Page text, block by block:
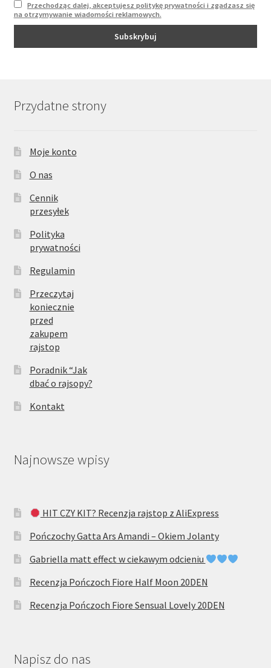
Przechodząc dalej, akceptujesz politykę prywatności i zgadzasz się
na otrzymywanie wiadomości reklamowych.
Przydatne strony
Moje konto
O nas
Cennik
przesyłek
Polityka
prywatności
Regulamin
Przeczytaj
koniecznie
przed
zakupem
rajstop
Poradnik “Jak
dbać o rajsopy?
Kontakt
Najnowsze wpisy
HIT CZY KIT? Recenzja rajstop z AliExpress
Pończochy Gatta Ars Amandi – Okiem Jolanty
Gabriella matt effect w ciekawym odcieniu
Recenzja Pończoch Fiore Half Moon 20DEN
Recenzja Pończoch Fiore Sensual Lovely 20DEN
Napisz do nas